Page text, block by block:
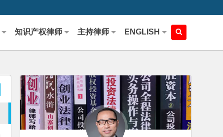
知识产权律师 主持律师 ENGLISH